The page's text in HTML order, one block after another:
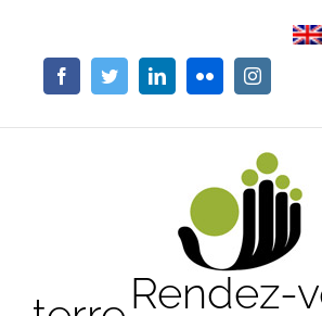
contenuFacebookTwitterLinkedInFlickr Instagram
Rendez-